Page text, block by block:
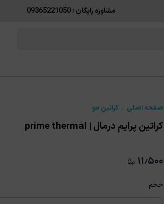
مشاوره رایگان : 09365221050
صفحه اصلی کراتین مو
کراتین پرایم درمال | prime thermal
۱۱٫۵۰۰
حجم